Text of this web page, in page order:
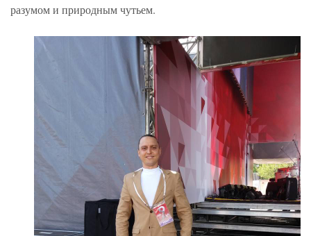
разумом и природным чутьем.